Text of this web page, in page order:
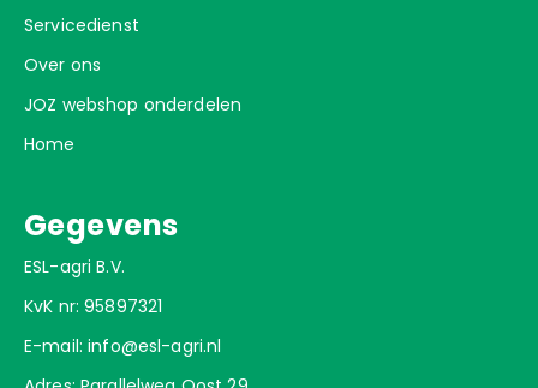
Servicedienst
Over ons
JOZ webshop onderdelen
Home
Gegevens
ESL-agri B.V.
KvK nr: 95897321
E-mail:info@esl-agri.nl